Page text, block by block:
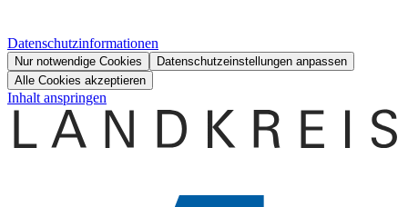
Datenschutzinformationen
Nur notwendige Cookies
Datenschutzeinstellungen anpassen
Alle Cookies akzeptieren
Inhalt anspringen